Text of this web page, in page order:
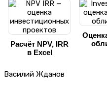
Расчёт NPV, IRR
в Excel
Василий Жданов